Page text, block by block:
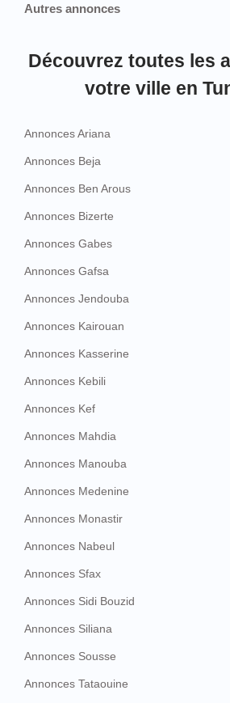
Autres annonces
Découvrez toutes les
votre ville en
Annonces Ariana
Annonces Beja
Annonces Ben Arous
Annonces Bizerte
Annonces Gabes
Annonces Gafsa
Annonces Jendouba
Annonces Kairouan
Annonces Kasserine
Annonces Kebili
Annonces Kef
Annonces Mahdia
Annonces Manouba
Annonces Medenine
Annonces Monastir
Annonces Nabeul
Annonces Sfax
Annonces Sidi Bouzid
Annonces Siliana
Annonces Sousse
Annonces Tataouine